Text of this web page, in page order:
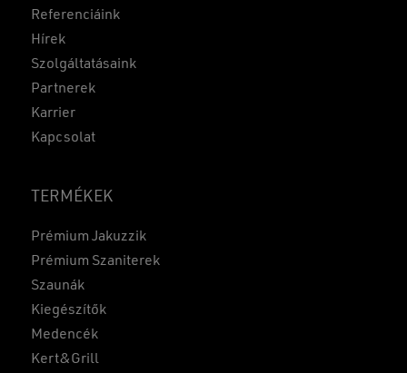
Referenciáink
Hírek
Szolgáltatásaink
Partnerek
Karrier
Kapcsolat
TERMÉKEK
Prémium Jakuzzik
Prémium Szaniterek
Szaunák
Kiegészítők
Medencék
Kert&Grill